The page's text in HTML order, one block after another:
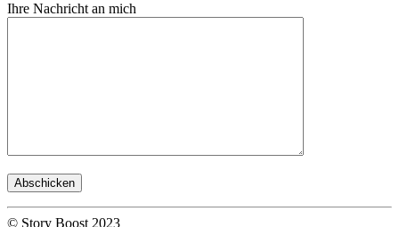
Ihre Nachricht an mich
© Story Boost 2023